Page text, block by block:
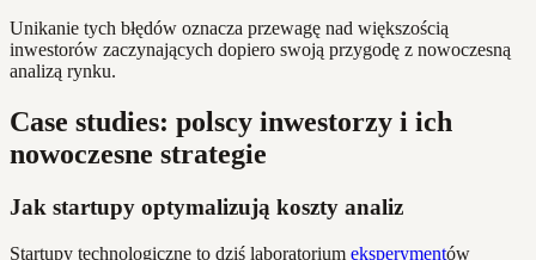
Unikanie tych błędów oznacza przewagę nad większością
inwestorów zaczynających dopiero swoją przygodę z nowoczesną
analizą rynku.
Case studies: polscy inwestorzy i ich
nowoczesne strategie
Jak startupy optymalizują koszty analiz
Startupy technologiczne to dziś laboratorium eksperymentów